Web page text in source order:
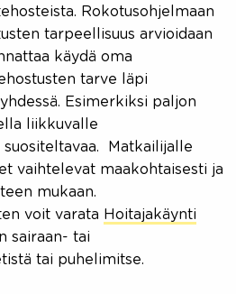
Rokotusohjelmaan
tarpeellisuus arvioidaan
käydä oma
tarve läpi
Esimerkiksi paljon
liikkuvalle
Matkailijalle
vaihtelevat maakohtaisesti ja
mukaan.
voit varata Hoitajakäynti
sairaan- tai
tai puhelimitse.